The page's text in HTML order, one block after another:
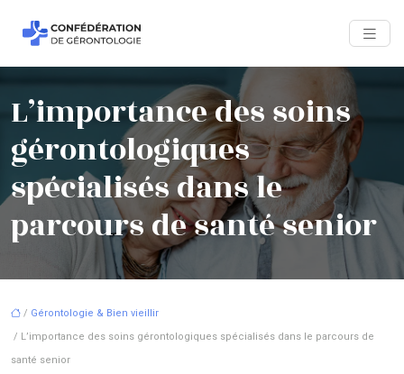
L’importance des soins
gérontologiques
spécialisés dans le
parcours de santé senior
/ Gérontologie & Bien vieillir
/ L’importance des soins gérontologiques spécialisés dans le parcours de
santé senior